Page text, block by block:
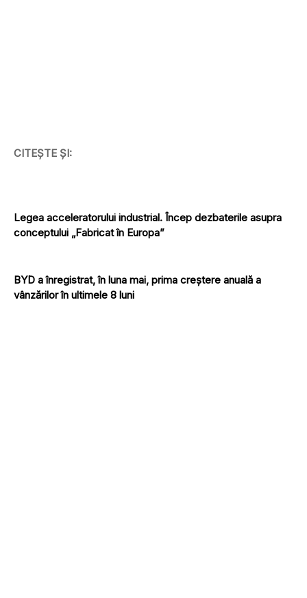
CITEȘTE ȘI:
Legea acceleratorului industrial. Încep dezbaterile asupra
conceptului „Fabricat în Europa”
BYD a înregistrat, în luna mai, prima creștere anuală a
vânzărilor în ultimele 8 luni